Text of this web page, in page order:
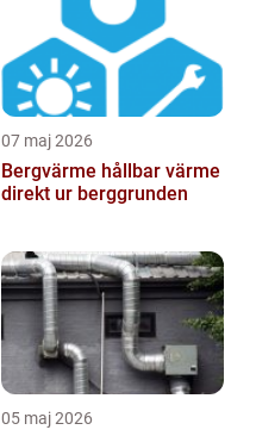
07 maj 2026
Bergvärme hållbar värme
direkt ur berggrunden
05 maj 2026